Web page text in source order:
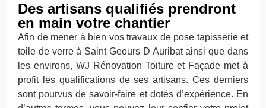
Des artisans qualifiés prendront
en main votre chantier
Afin de mener à bien vos travaux de pose tapisserie et
toile de verre à Saint Geours D Auribat ainsi que dans
les environs, WJ Rénovation Toiture et Façade met à
profit les qualifications de ses artisans. Ces derniers
sont pourvus de savoir-faire et dotés d’expérience. En